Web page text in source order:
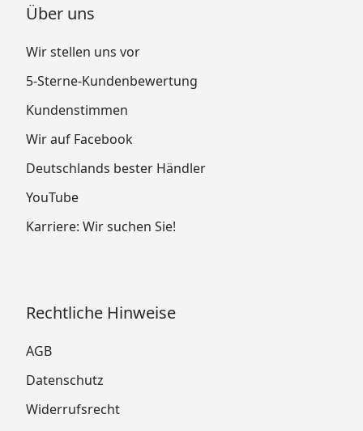
Über uns
Wir stellen uns vor
5-Sterne-Kundenbewertung
Kundenstimmen
Wir auf Facebook
Deutschlands bester Händler
YouTube
Karriere: Wir suchen Sie!
Rechtliche Hinweise
AGB
Datenschutz
Widerrufsrecht